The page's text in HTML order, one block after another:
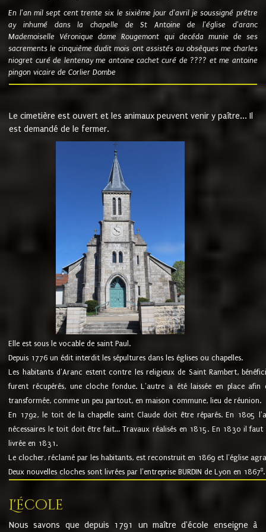
En l'an mil sept cent trente six le sixième jour d'avril je soussigné prêtre
ay inhumé dans la chapelle de St Antoine de l'église d'aranc
Mademoiselle Véronique dame Rougemont qui decéda munie de ses
sacrements le cinquième dudit mois ont assistés au obsèques me charles
niogret curé de lentenay me antoine cachet curé de ???? et me antoine
pingon vicaire de Corlier Dombe
Le cimetière est ouvert et les animaux peuvent venir y paître... Il
est demandé de le fermer.
Elle est sous le vocable de saint Paul.
Depuis 1776 un édit interdit les sépultures dans les églises ou chapelles.
Les habitants d'Aranc estent contre les religieux de Saint Rambert,
furent récupérés, une cloche fondue. L'autre a été laissée en place
transformée, comme un peu partout, en maison commune, lieu de réunion.
En 1792, le toit de la chapelle saint Claude doit être réparés. En 1805
nécessaires le toit doit être fait... Travaux réalisés en 1815. En 1830 il
livrée en 1831.
Le clocher, réclamé par les habitants, est reconstruit en 1869 et l'église
Deux nouvelles cloches sont livrées par l'entreprise BURDIN de Lyon en 18678.
L'école
Nous savons que depuis 1791 un maître d'école enseigne à